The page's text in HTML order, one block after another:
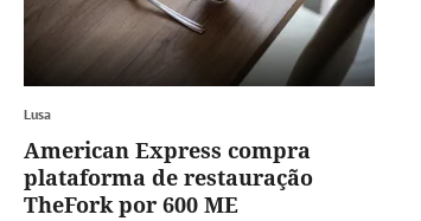
Lusa
American Express compra
plataforma de restauração
TheFork por 600 ME